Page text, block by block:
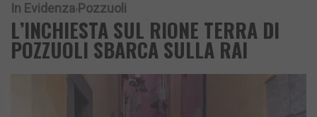
In Evidenza Pozzuoli
L’INCHIESTA SUL RIONE TERRA DI
POZZUOLI SBARCA SULLA RAI